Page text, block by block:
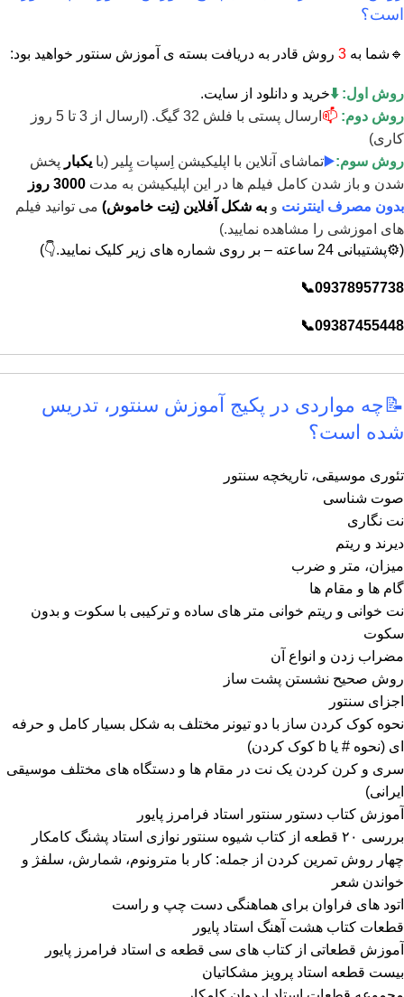
است؟
🔹شما به 3 روش قادر به دریافت بسته ی آموزش سنتور خواهید بود:
روش اول: ⬇️خرید و دانلود از سایت.
روش دوم: 📫
ارسال پستی با فلش 32 گیگ. (ارسال از 3 تا 5 روز
کاری)
روش سوم:▶️تماشای آنلاین با اپلیکیشن اِسپات پِلیر (با یکبار پخش
شدن و باز شدن کامل فیلم ها در این اپلیکیشن به مدت 3000 روز
بدون مصرف اینترنت و به شکل آفلاین (نِت خاموش) می توانید فیلم
های اموزشی را مشاهده نمایید.)
(⚙️پشتیبانی 24 ساعته – بر روی شماره های زیر کلیک نمایید.👇)
09378957738📞
09387455448📞
📝چه مواردی در پکیج آموزش سنتور، تدریس
شده است؟
تئوری موسیقی، تاریخچه سنتور
صوت شناسی
نت نگاری
دیرند و ریتم
میزان، متر و ضرب
گام ها و مقام ها
نت خوانی و ریتم خوانی متر های ساده و ترکیبی با سکوت و بدون
سکوت
مضراب زدن و انواع آن
روش صحیح نشستن پشت ساز
اجزای سنتور
نحوه کوک کردن ساز با دو تیونر مختلف به شکل بسیار کامل و حرفه
ای (نحوه # یا b کوک کردن)
سری و کرن کردن یک نت در مقام ها و دستگاه های مختلف موسیقی
ایرانی)
آموزش کتاب دستور سنتور استاد فرامرز پایور
بررسی ۲۰ قطعه از کتاب شیوه سنتور نوازی استاد پشنگ کامکار
چهار روش تمرین کردن از جمله: کار با مترونوم، شمارش، سلفژ و
خواندن شعر
اتود های فراوان برای هماهنگی دست چپ و راست
قطعات کتاب هشت آهنگ استاد پایور
آموزش قطعاتی از کتاب های سی قطعه ی استاد فرامرز پایور
بیست قطعه استاد پرویز مشکاتیان